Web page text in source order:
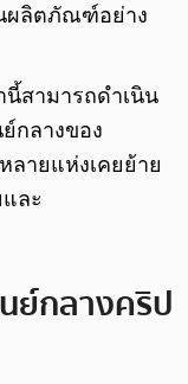
ผลิตภัณฑ์อย่าง
นี้สามารถดำเนิน
กลางของ
ายแห่งเคยย้าย
ละ
ย์กลางคริป